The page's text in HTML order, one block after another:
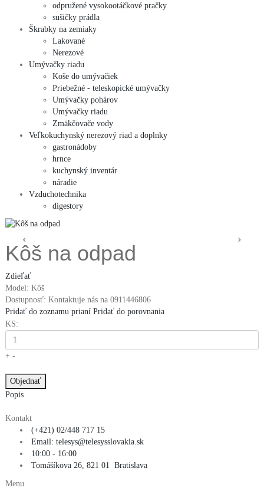
odpružené vysokootáčkové pračky
sušičky prádla
Škrabky na zemiaky
Lakované
Nerezové
Umývačky riadu
Koše do umývačiek
Priebežné - teleskopické umývačky
Umývačky pohárov
Umývačky riadu
Zmäkčovače vody
Veľkokuchynský nerezový riad a doplnky
gastronádoby
hrnce
kuchynský inventár
náradie
Vzduchotechnika
digestory
‹ ›
Kôš na odpad
Zdieľať
Model: Kôš
Dostupnosť: Kontaktuje nás na 0911446806
Pridať do zoznamu prianí Pridať do porovnania
KS:
+ -
Popis
Kontakt
(+421) 02/448 717 15
Email: telesys@telesysslovakia.sk
10:00 - 16:00
Tomášíkova 26, 821 01 Bratislava
Menu